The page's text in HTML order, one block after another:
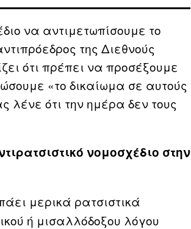
να αντιμετωπίσουμε το
της Διεθνούς
ότι πρέπει να προσέξουμε
«το δικαίωμα σε αυτούς
ότι την ημέρα δεν τους
νομοσχέδιο στην
μερικά ρατσιστικά
ή μισαλλόδοξου λόγου